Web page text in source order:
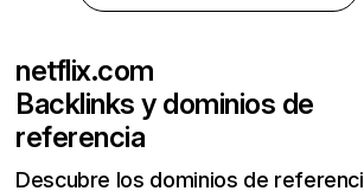
netflix.com
Backlinks y dominios de
referencia
Descubre los dominios de